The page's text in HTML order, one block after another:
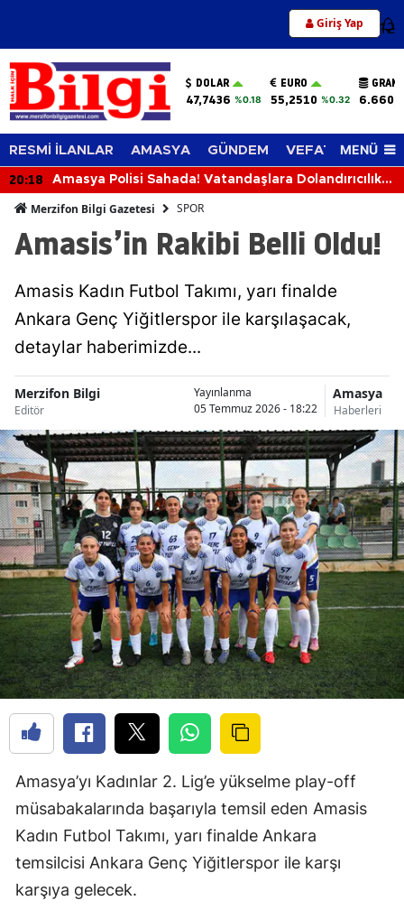
Giriş Yap 12
DOLAR
47,7436 %0.18
EURO
55,2510 %0.32
RESMİ İLANLAR AMASYA GÜNDEM VEFAT EDENLER
MENÜ
20:18
Amasya Polisi Sahada! Vatandaşlara Dolandırıcılık,
Merzifon Bilgi Gazetesi SPOR
Amasis’in Rakibi Belli Oldu!
Amasis Kadın Futbol Takımı, yarı finalde
Ankara Genç Yiğitlerspor ile karşılaşacak,
detaylar haberimizde...
Merzifon Bilgi
Editör
Yayınlanma
05 Temmuz 2026 - 18:22
Amasya
Haberleri
Amasya’yı Kadınlar 2. Lig’e yükselme play-off
müsabakalarında başarıyla temsil eden Amasis
Kadın Futbol Takımı, yarı finalde Ankara
temsilcisi Ankara Genç Yiğitlerspor ile karşı
karşıya gelecek.